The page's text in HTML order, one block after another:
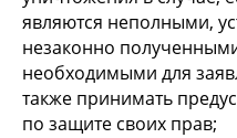
являются неполными,
незаконно
необходимыми для
также принимать
по защите своих прав;